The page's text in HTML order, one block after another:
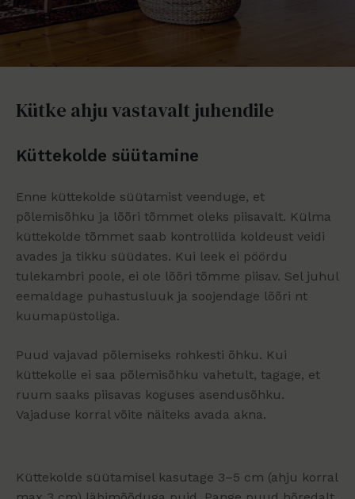
Kütke ahju vastavalt juhendile
Küttekolde süütamine
Enne küttekolde süütamist veenduge, et
põlemisõhku ja lõõri tõmmet oleks piisavalt. Külma
küttekolde tõmmet saab kontrollida koldeust veidi
avades ja tikku süüdates. Kui leek ei pöördu
tulekambri poole, ei ole lõõri tõmme piisav. Sel juhul
eemaldage puhastusluuk ja soojendage lõõri nt
kuumapüstoliga.
Puud vajavad põlemiseks rohkesti õhku. Kui
küttekolle ei saa põlemisõhku vahetult, tagage, et
ruum saaks piisavas koguses asendusõhku.
Vajaduse korral võite näiteks avada akna.
Küttekolde süütamisel kasutage 3–5 cm (ahju korral